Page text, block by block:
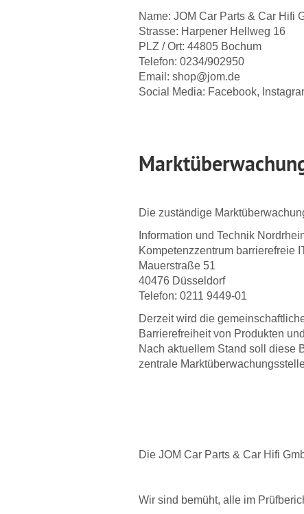
Name: JOM Car Parts & Car Hifi
Strasse: Harpener Hellweg 16
PLZ / Ort: 44805 Bochum
Telefon: 0234/902950
Email: shop@jom.de
Social Media: Facebook,
Die zuständige
Information und Technik
Kompetenzzentrum barrierefreie
Mauerstraße 51
40476 Düsseldorf
Telefon: 0211 9449-01
Derzeit wird die
Barrierefreiheit von Produkten
Nach aktuellem Stand soll diese
zentrale
Die JOM Car Parts & Car Hifi
Wir sind bemüht, alle im